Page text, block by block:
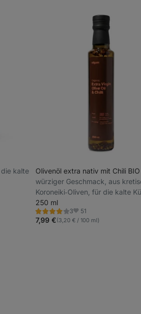
kalte
Olivenöl extra nativ mit Chili BIO
würziger Geschmack, aus
Koroneiki‑Oliven, für die kalte
250 ml
3
Bewertung
4.0/5,
3
Favoriten
51
7,99 €(3,20 € / 100 ml)